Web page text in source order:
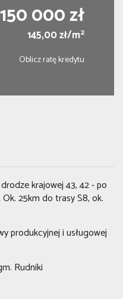
000 zł
145,00 zł/m2
Oblicz ratę kredytu
krajowej 43, 42 - po
25km do trasy S8, ok.
produkcyjnej i usługowej
Rudniki